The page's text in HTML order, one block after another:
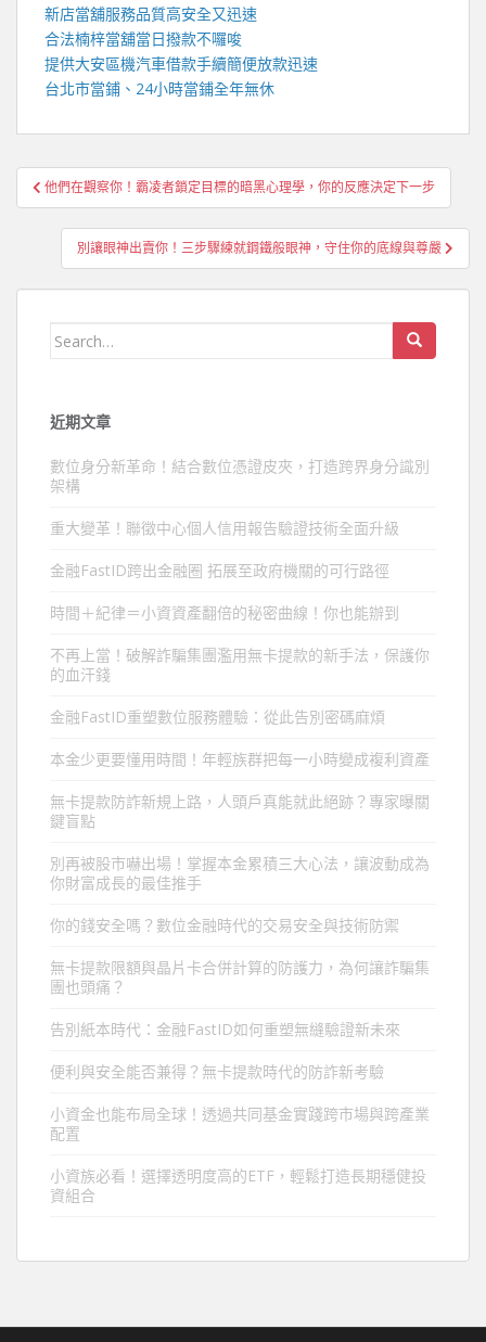
新店當舖服務品質高安全又迅速
合法楠梓當舖當日撥款不囉唆
提供大安區機汽車借款手續簡便放款迅速
台北市當鋪 、 24小時當鋪全年無休
文
章
他們在觀察你！霸凌者鎖定目標的暗黑心理學，你的反應決定下一步
別讓眼神出賣你！三步驟練就鋼鐵般眼神，守住你的底線與尊嚴
Search
近期文章
數位身分新革命！結合數位憑證皮夾，打造跨界身分識別
架構
重大變革！聯徵中心個人信用報告驗證技術全面升級
金融FastID跨出金融圈 拓展至政府機關的可行路徑
時間＋紀律＝小資資產翻倍的秘密曲線！你也能辦到
不再上當！破解詐騙集團濫用無卡提款的新手法，保護你
的血汗錢
金融FastID重塑數位服務體驗：從此告別密碼麻煩
本金少更要懂用時間！年輕族群把每一小時變成複利資產
無卡提款防詐新規上路，人頭戶真能就此絕跡？專家曝關
鍵盲點
別再被股市嚇出場！掌握本金累積三大心法，讓波動成為
你財富成長的最佳推手
你的錢安全嗎？數位金融時代的交易安全與技術防禦
無卡提款限額與晶片卡合併計算的防護力，為何讓詐騙集
團也頭痛？
告別紙本時代：金融FastID如何重塑無縫驗證新未來
便利與安全能否兼得？無卡提款時代的防詐新考驗
小資金也能布局全球！透過共同基金實踐跨市場與跨產業
配置
小資族必看！選擇透明度高的ETF，輕鬆打造長期穩健投
資組合